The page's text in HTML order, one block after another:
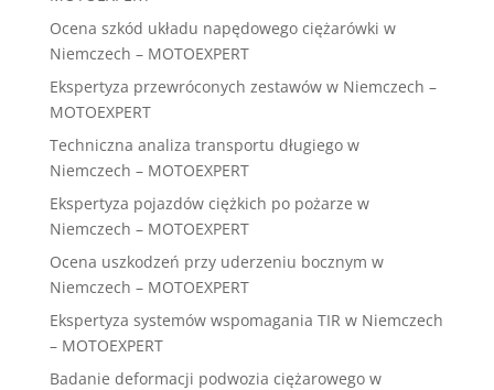
Ocena szkód układu napędowego ciężarówki w
Niemczech – MOTOEXPERT
Ekspertyza przewróconych zestawów w Niemczech –
MOTOEXPERT
Techniczna analiza transportu długiego w
Niemczech – MOTOEXPERT
Ekspertyza pojazdów ciężkich po pożarze w
Niemczech – MOTOEXPERT
Ocena uszkodzeń przy uderzeniu bocznym w
Niemczech – MOTOEXPERT
Ekspertyza systemów wspomagania TIR w Niemczech
– MOTOEXPERT
Badanie deformacji podwozia ciężarowego w